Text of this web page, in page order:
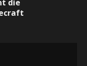
die